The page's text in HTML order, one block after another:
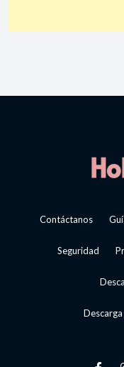
Contáctanos
Seguridad